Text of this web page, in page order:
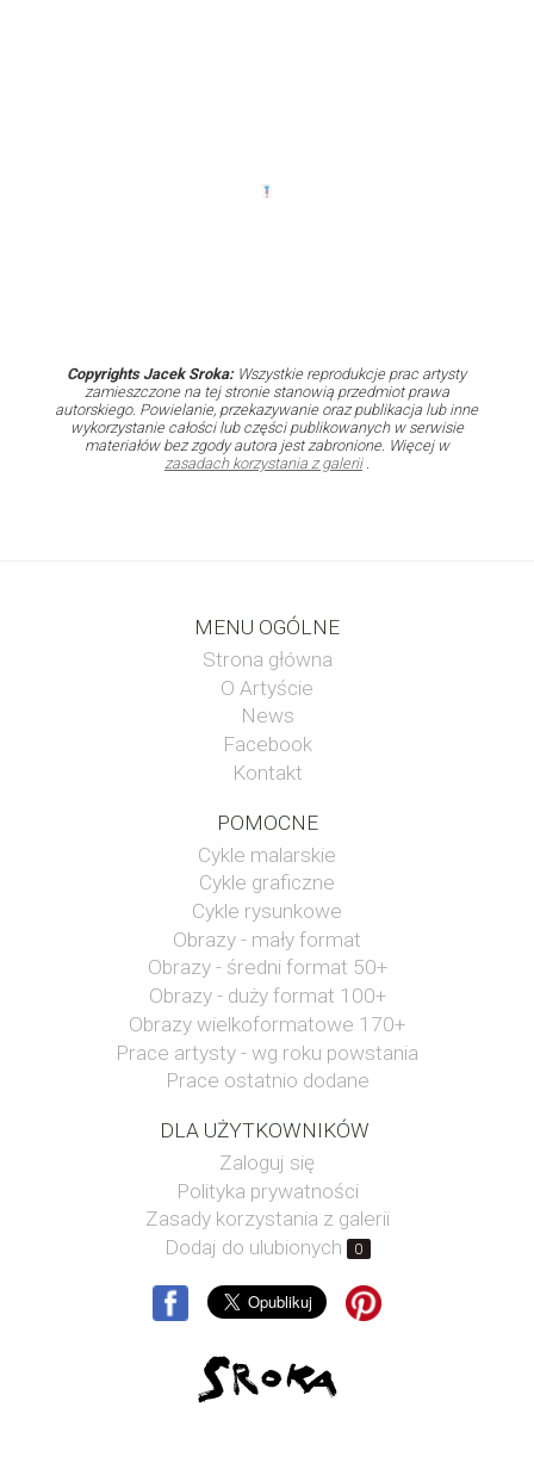
Copyrights Jacek Sroka:Wszystkie reprodukcje prac artysty
zamieszczone na tej stronie stanowią przedmiot prawa
autorskiego. Powielanie, przekazywanie oraz publikacja lub inne
wykorzystanie całości lub części publikowanych w serwisie
materiałów bez zgody autora jest zabronione. Więcej w
zasadach korzystania z galerii.
MENU OGÓLNE
Strona główna
O Artyście
News
Facebook
Kontakt
POMOCNE
Cykle malarskie
Cykle graficzne
Cykle rysunkowe
Obrazy - mały format
Obrazy - średni format 50+
Obrazy - duży format 100+
Obrazy wielkoformatowe 170+
Prace artysty - wg roku powstania
Prace ostatnio dodane
DLA UŻYTKOWNIKÓW
Zaloguj się
Polityka prywatności
Zasady korzystania z galerii
Dodaj do ulubionych
0